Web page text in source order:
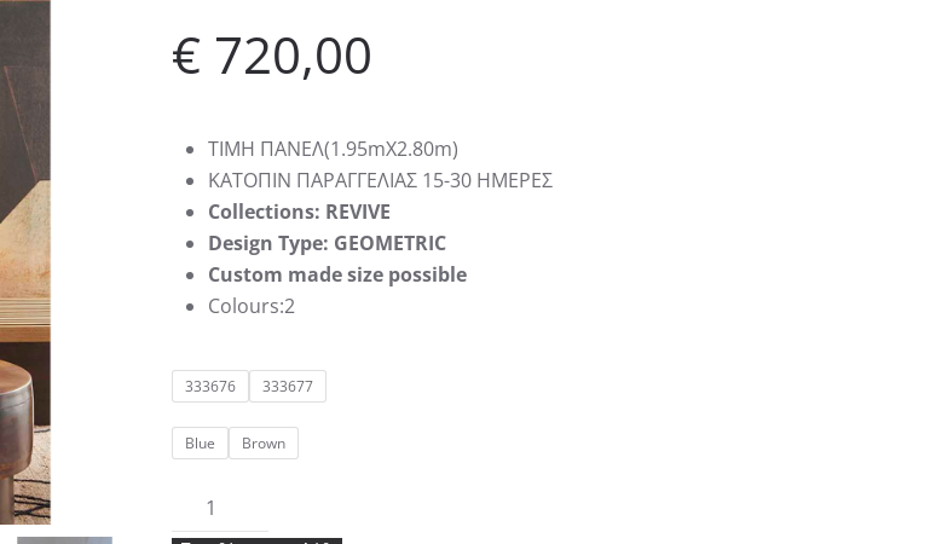
€ 720,00
ΤΙΜΗ ΠΑΝΕΛ(1.95mΧ2.80m)
KATΟΠΙΝ ΠΑΡΑΓΓΕΛΙΑΣ 15-30 ΗΜΕΡΕΣ
Collections: REVIVE
Design Type: GEOMETRIC
Custom made size possible
Colours:2
333676 333677
Blue Brown
Ταπετσαρία
Eijffinger